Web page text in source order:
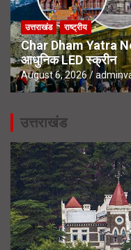
उत्तराखंड राष्ट्रीय
Char Dham Yatra
आधुनिक LED स्क्रीन
August 6, 2026
उत्तराखंड